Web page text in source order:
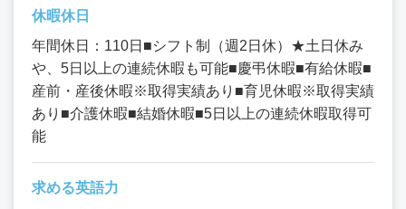
休暇休日
年間休日：110日■シフト制（週2日休）★土日休み
や、5日以上の連続休暇も可能■慶弔休暇■有給休暇■
産前・産後休暇※取得実績あり■育児休暇※取得実績
あり■介護休暇■結婚休暇■5日以上の連続休暇取得可
能
求める英語力